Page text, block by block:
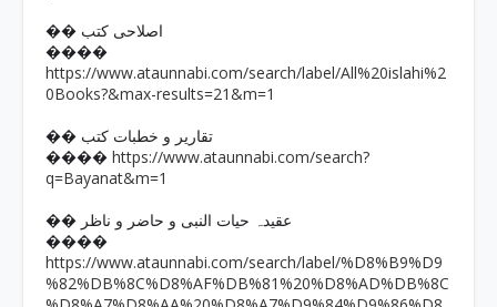
�� اصلاحی کتب
����
https://www.ataunnabi.com/search/label/All%20islahi%2
0Books?&max-results=21&m=1
�� تقاریر و خطبات کتب
���� https://www.ataunnabi.com/search?
q=Bayanat&m=1
�� عقیدہ حیات النبی و حاضر و ناظر
����
https://www.ataunnabi.com/search/label/%D8%B9%D9
%82%DB%8C%D8%AF%DB%81%20%D8%AD%DB%8C